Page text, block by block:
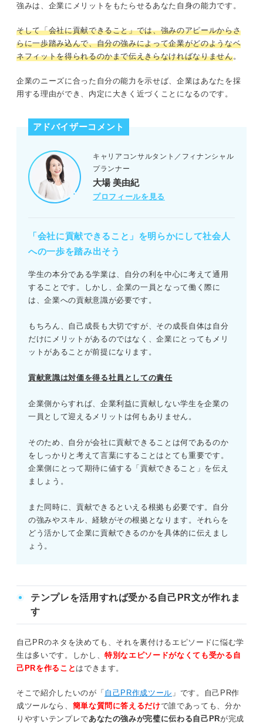
強みは、企業にメリットをもたらせるあなた自身の能力です。
そして「会社に貢献できること」では、強みのアピールからさ
らに一歩踏み込んで、自分の強みによって企業がどのようなベ
ネフィットを得られるのかまで伝えきらなければなりません。
企業のニーズに合った自分の能力を示せば、企業はあなたを採
用する理由ができ、内定に大きく近づくことになるのです。
アドバイザーコメント
キャリアコンサルタント／フィナンシャル
プランナー
大場 美由紀
プロフィールを見る
「会社に貢献できること」を明らかにして社会人
への一歩を踏み出そう
学生の本分である学業は、自分の利を中心に考えて通用
することです。しかし、企業の一員となって働く際に
は、企業への貢献意識が必要です。
もちろん、自己成長も大切ですが、その成長自体は自分
だけにメリットがあるのではなく、企業にとってもメリ
ットがあることが前提になります。
貢献意識は対価を得る社員としての責任
企業側からすれば、企業利益に貢献しない学生を企業の
一員として迎えるメリットは何もありません。
そのため、自分が会社に貢献できることは何であるのか
をしっかりと考えて言葉にすることはとても重要です。
企業側にとって期待に値する「貢献できること」を伝え
ましょう。
また同時に、貢献できるといえる根拠も必要です。自分
の強みやスキル、経験がその根拠となります。それらを
どう活かして企業に貢献できるのかを具体的に伝えまし
ょう。
テンプレを活用すれば受かる自己PR文が作れま
す
自己PRのネタを決めても、それを裏付けるエピソードに悩む学
生は多いです。しかし、特別なエピソードがなくても受かる自
己PRを作ること はできます。
そこで紹介したいのが「 自己PR作成ツール 」です。自己PR作
成ツールなら、 簡単な質問に答えるだけで誰であっても、分か
りやすいテンプレであなたの強みが完璧に伝わる自己PRが完成